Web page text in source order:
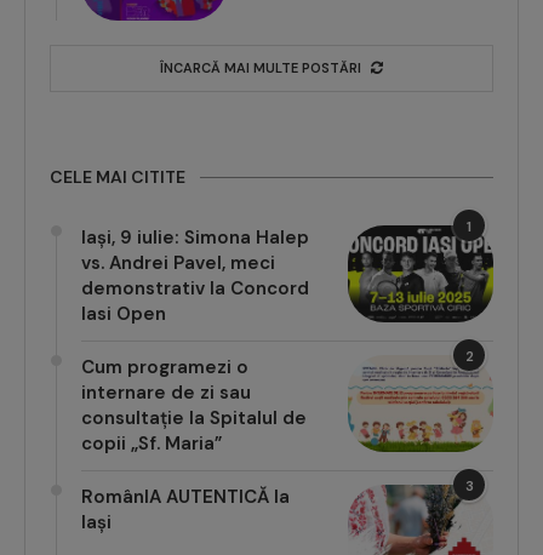
ÎNCARCĂ MAI MULTE POSTĂRI
CELE MAI CITITE
1
Iași, 9 iulie: Simona Halep
vs. Andrei Pavel, meci
demonstrativ la Concord
Iasi Open
2
Cum programezi o
internare de zi sau
consultație la Spitalul de
copii „Sf. Maria”
3
RomânIA AUTENTICĂ la
Iași